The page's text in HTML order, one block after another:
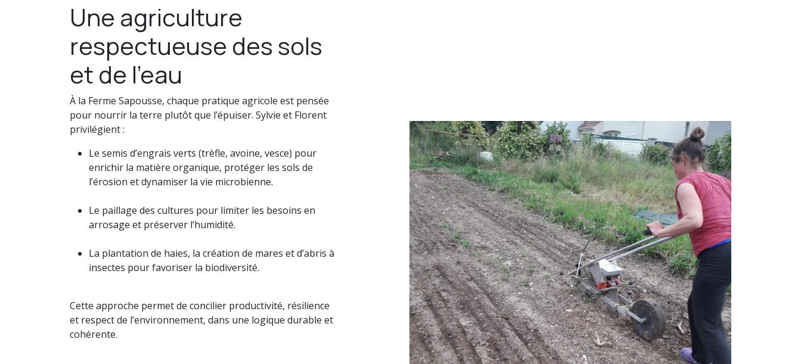
Une agriculture
respectueuse des sols
et de l’eau
À la Ferme Sapousse, chaque pratique agricole est pensée
pour nourrir la terre plutôt que l’épuiser. Sylvie et Florent
privilégient :
Le semis d’engrais verts (trèfle, avoine, vesce) pour
enrichir la matière organique, protéger les sols de
l’érosion et dynamiser la vie microbienne.
Le paillage des cultures pour limiter les besoins en
arrosage et préserver l’humidité.
La plantation de haies, la création de mares et d’abris à
insectes pour favoriser la biodiversité.
Cette approche permet de concilier productivité, résilience
et respect de l’environnement, dans une logique durable et
cohérente.